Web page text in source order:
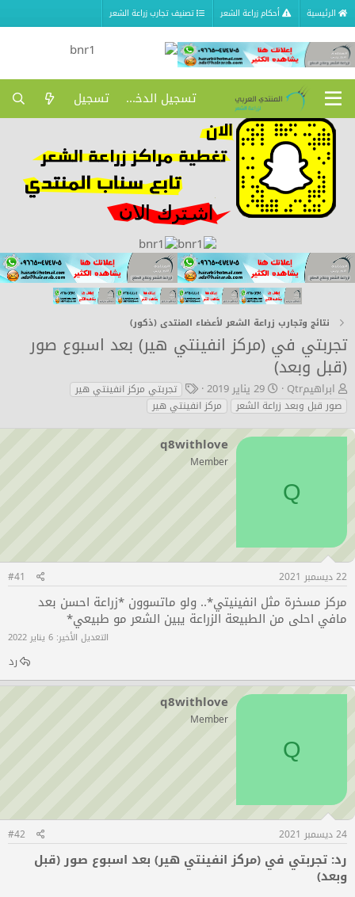
الرئيسية أحكام زراعة الشعر تصنيف تجارب زراعة الشعر
تسجيل الدخول تسجيل
نتائج وتجارب زراعة الشعر لأعضاء المنتدى (ذكور)
تجربتي في (مركز انفينتي هير) بعد اسبوع صور
(قبل وبعد)
ب
ا
د
ئ
ابراهيمQtr ت
ا
ر
ي
29 يناير 2019 ا
ل
و
س
و
تجربتي مركز انفينتي هير
صور قبل وبعد زراعة الشعر
مركز انفينتي هير
Q
q8withlove
Member
22 ديسمبر 2021 #41
مركز مسخرة مثل انفينيتي*.. ولو ماتسوون *زراعة احسن بعد
مافي احلى من الطبيعة الزراعة يبين الشعر مو طبيعي*
التعديل الأخير: 6 يناير 2022
رد
Q
q8withlove
Member
24 ديسمبر 2021 #42
رد: تجربتي في (مركز انفينتي هير) بعد اسبوع صور (قبل
وبعد)